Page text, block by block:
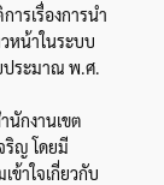
ารเรื่องการนำ
หน้าในระบบ
ประมาณ พ.ศ.
นักงานเขต
ริญ โดยมี
ข้าใจเกี่ยวกับ